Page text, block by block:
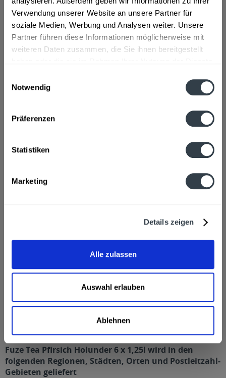
Verwendung unserer Website an unsere Partner für
soziale Medien, Werbung und Analysen weiter. Unsere
Partner führen diese Informationen möglicherweise mit
weiteren Daten zusammen, die Sie ihnen bereitgestellt
Notwendig
Präferenzen
Statistiken
Marketing
Details zeigen
Alle zulassen
Auswahl erlauben
Ablehnen
Zutaten: Gebrühter Schwarztee 98.5% (Wasser,
konzentrierter Schwarztee-Aufguss***), Pfirsichsaft...
Lebensmittelunternehmer
Nährwertangaben
0 g...mehr
Fuze Tea Pfirsich Holunder 6 x 1,25l
Fuze Tea Pfirsich Holunder 6 x 1,25l wird in den
folgenden Regionen, Städten, Orten und Postleitzahl-
Gebieten geliefert